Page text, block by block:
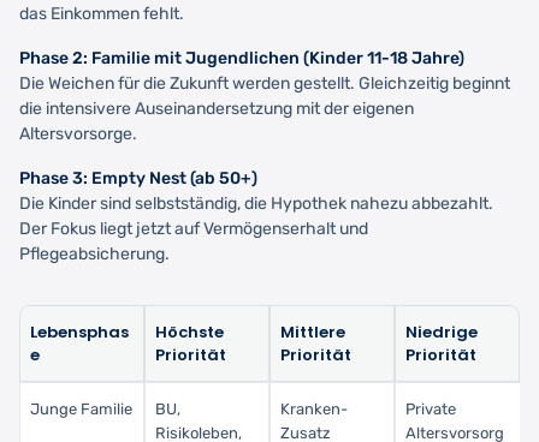
das Einkommen fehlt.
Phase 2: Familie mit Jugendlichen (Kinder 11-18 Jahre)
Die Weichen für die Zukunft werden gestellt. Gleichzeitig beginnt
die intensivere Auseinandersetzung mit der eigenen
Altersvorsorge.
Phase 3: Empty Nest (ab 50+)
Die Kinder sind selbstständig, die Hypothek nahezu abbezahlt.
Der Fokus liegt jetzt auf Vermögenserhalt und
Pflegeabsicherung.
Lebensphas
e
Höchste
Priorität
Mittlere
Priorität
Niedrige
Priorität
Junge Familie
BU,
Risikoleben,
Kranken-
Zusatz
Private
Altersvorsorg